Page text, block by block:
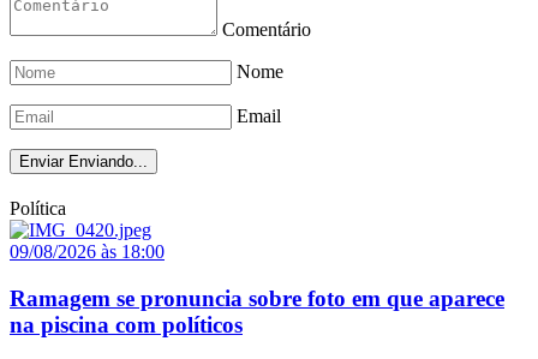
Comentário
Nome
Email
Enviar Enviando...
Política
09/08/2026 às 18:00
Ramagem se pronuncia sobre foto em que aparece
na piscina com políticos